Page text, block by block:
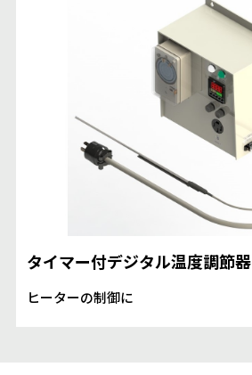
タイマー付デジタル温度調節器
ヒーターの制御に